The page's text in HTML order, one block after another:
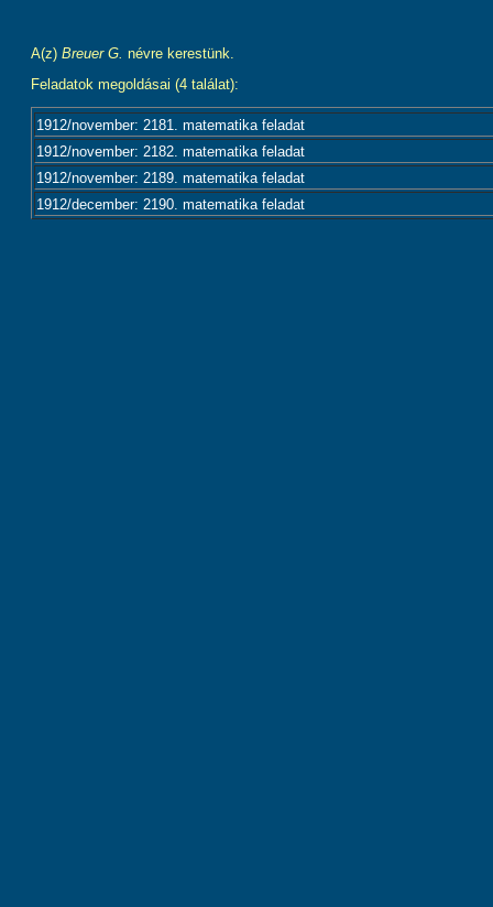
A(z) Breuer G. névre kerestünk.
Feladatok megoldásai (4 találat):
1912/november: 2181. matematika feladat
1912/november: 2182. matematika feladat
1912/november: 2189. matematika feladat
1912/december: 2190. matematika feladat